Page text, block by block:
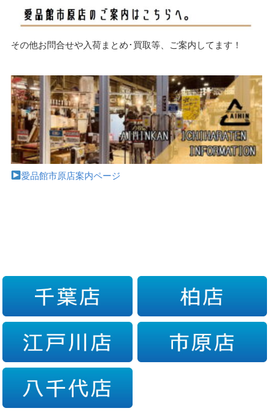
その他お問合せや入荷まとめ･買取等、ご案内してます！
愛品館市原店案内ページ